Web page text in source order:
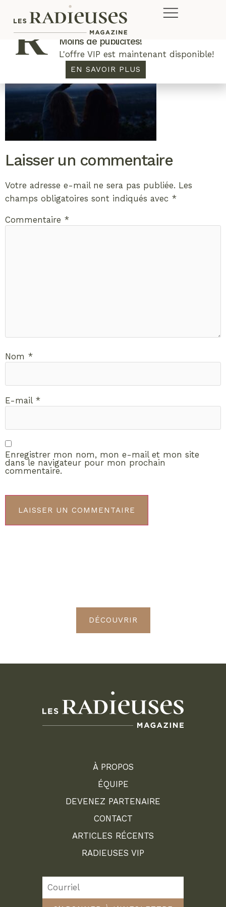
Laisser un commentaire
Votre adresse e-mail ne sera pas publiée. Les
champs obligatoires sont indiqués avec *
Commentaire *
Nom *
E-mail *
Enregistrer mon nom, mon e-mail et mon site
dans le navigateur pour mon prochain
commentaire.
DÉCOUVRIR
À PROPOS
ÉQUIPE
DEVENEZ PARTENAIRE
CONTACT
ARTICLES RÉCENTS
RADIEUSES VIP
Plus de concours. Plus de rabais.
Moins de publicités!
L'offre VIP est maintenant disponible!
EN SAVOIR PLUS